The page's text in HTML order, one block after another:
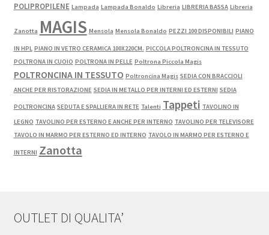
POLIPROPILENE Lampada Lampada Bonaldo Libreria LIBRERIA BASSA Libreria
Zanotta MAGIS Mensola Mensola Bonaldo PEZZI 100 DISPONIBILI PIANO
IN HPL PIANO IN VETRO CERAMICA 100X220CM. PICCOLA POLTRONCINA IN TESSUTO
POLTRONA IN CUOIO POLTRONA IN PELLE Poltrona Piccola Magis
POLTRONCINA IN TESSUTO Poltroncina Magis SEDIA CON BRACCIOLI
ANCHE PER RISTORAZIONE SEDIA IN METALLO PER INTERNI ED ESTERNI SEDIA
POLTRONCINA SEDUTA E SPALLIERA IN RETE Talenti Tappeti TAVOLINO IN
LEGNO TAVOLINO PER ESTERNO E ANCHE PER INTERNO TAVOLINO PER TELEVISORE
TAVOLO IN MARMO PER ESTERNO ED INTERNO TAVOLO IN MARMO PER ESTERNO E
INTERNI Zanotta
OUTLET DI QUALITA’